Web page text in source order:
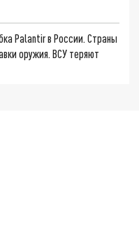
Palantir в России. Страны
оружия. ВСУ теряют